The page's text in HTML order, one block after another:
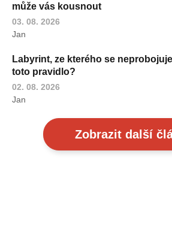
může vás kousnout
03. 08. 2026
Jan
Labyrint, ze kterého se
toto pravidlo?
02. 08. 2026
Jan
Zobrazit další